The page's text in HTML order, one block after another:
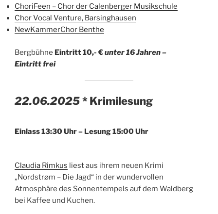
ChoriFeen – Chor der Calenberger Musikschule
Chor Vocal Venture, Barsinghausen
NewKammerChor Benthe
Bergbühne Eintritt 10,- €unter 16 Jahren –
Eintritt frei
22.06.2025* Krimilesung
Einlass13:30 Uhr – Lesung 15:00 Uhr
Claudia Rimkus liest aus ihrem neuen Krimi
„Nordstrøm – Die Jagd“ in der wundervollen
Atmosphäre des Sonnentempels auf dem Waldberg
bei Kaffee und Kuchen.